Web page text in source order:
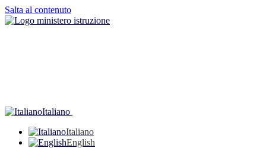
Salta al contenuto
Italiano
Italiano
English